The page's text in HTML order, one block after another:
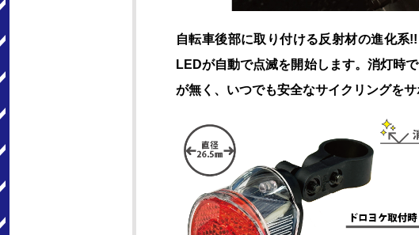
自転車後部に取り付ける反射材の進化系
LEDが自動で点滅を開始します。消灯時
が無く、いつでも安全なサイクリングをサ